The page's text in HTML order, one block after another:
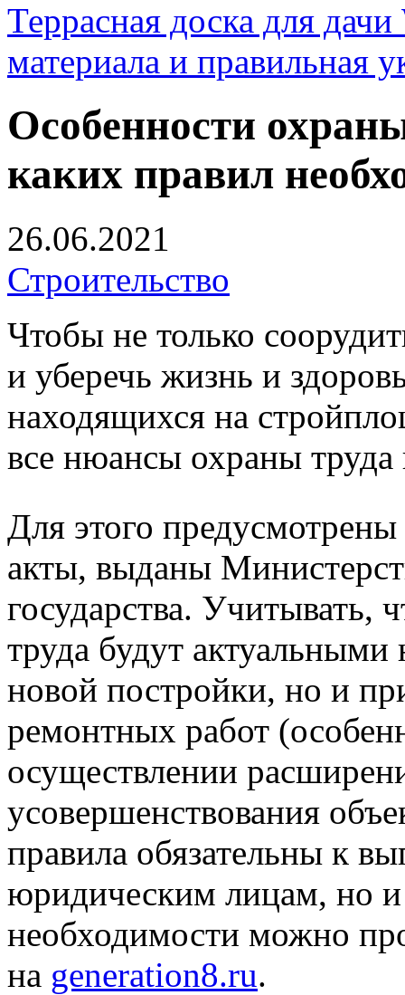
Террасная доска для
материала и правильная
Особенности
каких правил
26.06.2021
Строительство
Чтобы не только
и уберечь жизнь и
находящихся на
все нюансы охраны труда
Для этого
акты, выданы
государства. Учитывать,
труда будут актуальными
новой постройки, но и
ремонтных работ
осуществлении
усовершенствования
правила обязательны к
юридическим лицам, но
необходимости можно
на generation8.ru.